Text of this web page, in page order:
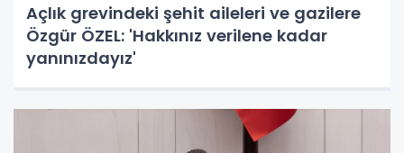
Açlık grevindeki şehit aileleri ve gazilere
Özgür ÖZEL: 'Hakkınız verilene kadar
yanınızdayız'